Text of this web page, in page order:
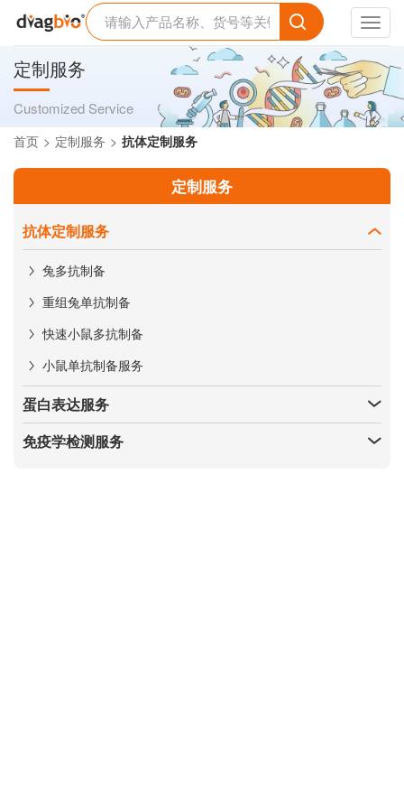
定制服务
Customized Service
首页 定制服务 抗体定制服务
定制服务
抗体定制服务
兔多抗制备
重组兔单抗制备
快速小鼠多抗制备
小鼠单抗制备服务
蛋白表达服务
免疫学检测服务